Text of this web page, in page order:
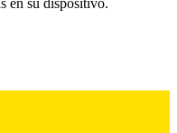
en su dispositivo.